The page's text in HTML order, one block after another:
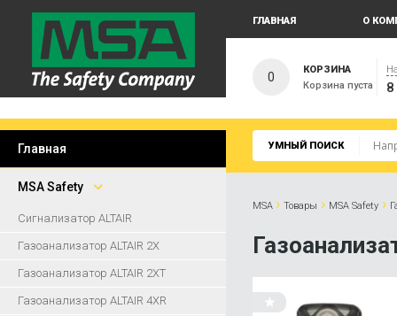
ГЛАВНАЯ О
0
КОРЗИНА
Корзина пуста
УМНЫЙ ПОИСК
MSA › Товары › MSA Safety ›
Главная
MSA Safety
Сигнализатор ALTAIR
Газоанализатор ALTAIR 2X
Газоанализатор ALTAIR 2XT
Газоанализатор ALTAIR 4XR